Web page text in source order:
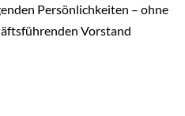
Persönlichkeiten – ohne
Vorstand